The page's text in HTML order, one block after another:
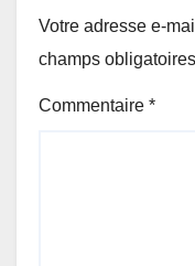
Votre adresse e-
champs
Commentaire *